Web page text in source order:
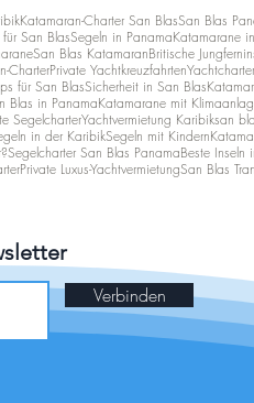
Katamaran-Charter San BlasSan Blas
San BlasSegeln in PanamaKatamarane
San Blas KatamaranBritische
CharterPrivate Yachtkreuzfahrten
für San BlasSicherheit in San Blas
Blas in PanamaKatamarane mit
SegelcharterYachtvermietung Karibiksan
in der KaribikSegeln mit Kindern
Segelcharter San Blas PanamaBeste Inseln
Private Luxus-YachtvermietungSan Blas
Verbinden